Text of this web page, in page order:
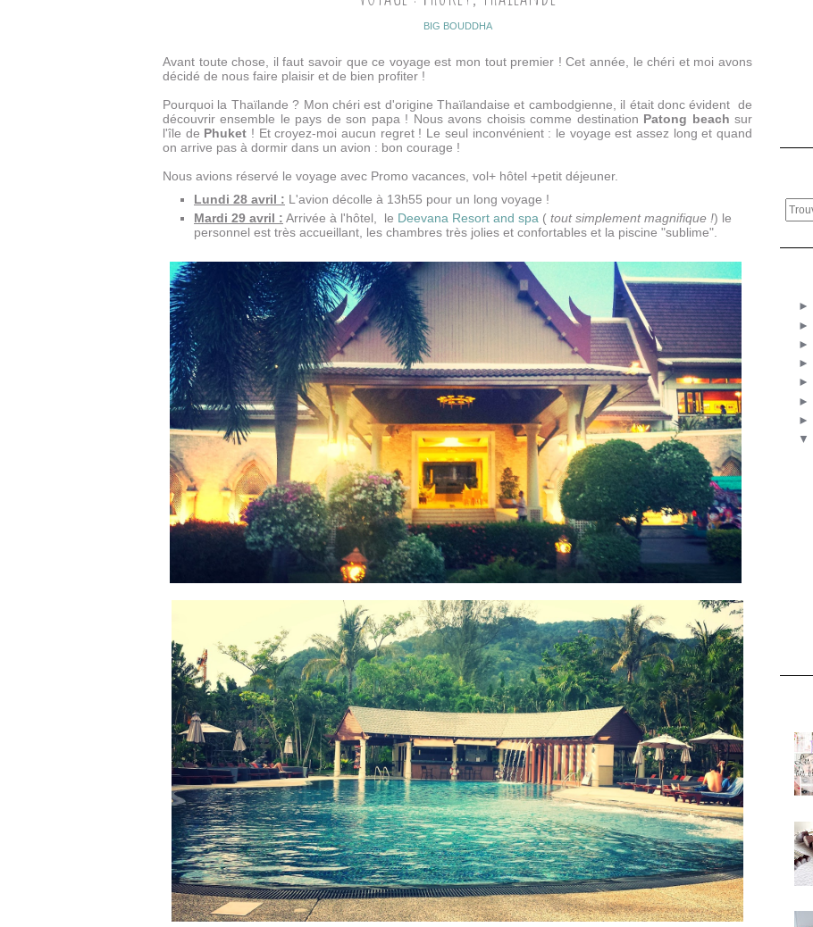
BIG BOUDDHA
Avant toute chose, il faut savoir que ce voyage est mon tout premier ! Cet année, le chéri et moi avons
décidé de nous faire plaisir et de bien profiter !
Pourquoi la Thaïlande ? Mon chéri est d'origine Thaïlandaise et cambodgienne, il était donc évident de
découvrir ensemble le pays de son papa ! Nous avons choisis comme destination Patong beachsur
l'île de Phuket ! Et croyez-moi aucun regret ! Le seul inconvénient : le voyage est assez long et quand
on arrive pas à dormir dans un avion : bon courage !
Nous avions réservé le voyage avec Promo vacances, vol+ hôtel +petit déjeuner.
Lundi 28 avril : L'avion décolle à 13h55 pour un long voyage !
Mardi 29 avril : Arrivée à l'hôtel, le Deevana Resort and spa ( tout simplement magnifique !) le
personnel est très accueillant, les chambres très jolies et confortables et la piscine "sublime".
►
►
►
►
►
►
►
▼